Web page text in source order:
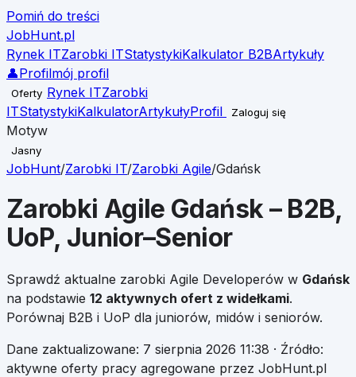
Pomiń do treści
JobHunt.pl
Rynek ITZarobki ITStatystykiKalkulator B2BArtykuły
👤Profilmój profil
Oferty Rynek ITZarobki
ITStatystykiKalkulatorArtykułyProfil Zaloguj się
Motyw
Jasny
JobHunt/Zarobki IT/Zarobki Agile/Gdańsk
Zarobki Agile Gdańsk– B2B,
UoP, Junior–Senior
Sprawdź aktualne zarobki Agile Developerów w Gdańsk
na podstawie 12 aktywnych ofert z widełkami.
Porównaj B2B i UoP dla juniorów, midów i seniorów.
Dane zaktualizowane: 7 sierpnia 2026 11:38 · Źródło:
aktywne oferty pracy agregowane przez JobHunt.pl